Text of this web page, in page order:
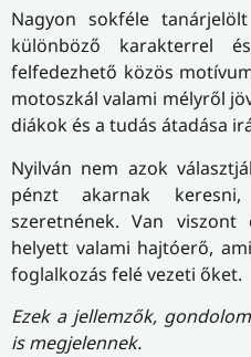
Nagyon sokféle
különböző karakterrel
felfedezhető közös
motoszkál valami mélyről
diákok és a tudás átadása
Nyilván nem azok
pénzt akarnak
szeretnének. Van
helyett valami hajtóerő,
foglalkozás felé vezeti őket.
Ezek a jellemzők,
is megjelennek.